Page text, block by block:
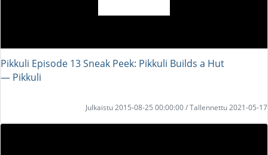
Pikkuli Episode 13 Sneak Peek: Pikkuli Builds a Hut
― Pikkuli
Julkaistu 2015-08-25 00:00:00 / Tallennettu 2021-05-17